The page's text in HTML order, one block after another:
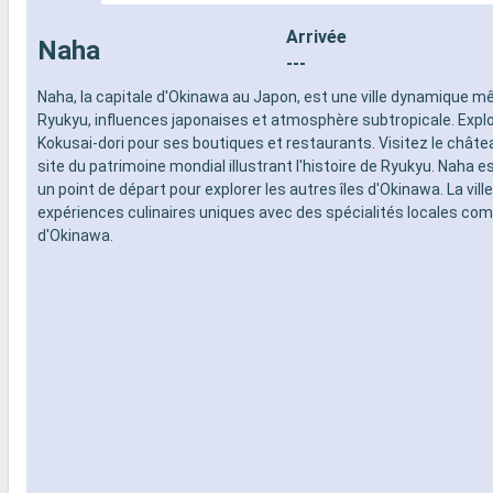
- Activités récréatives pour enfants
- Personnel qualifié multilingue
AUTRES PRIVILÈGES
- Points MSC Voyagers Club
- 20% de
SPORT ET
-
Broadway
- Espace
-
- Salle de
- Activités
- Activités
-
Naha
Arrivée
---
Naha, la capitale d'Okinawa au Japon, est une ville dynamique
Ryukyu, influences japonaises et atmosphère subtropicale.
Kokusai-dori pour ses boutiques et restaurants. Visitez le
site du patrimoine mondial illustrant l'histoire de Ryukyu. Naha
un point de départ pour explorer les autres îles d'Okinawa. La
expériences culinaires uniques avec des spécialités locales
d'Okinawa.